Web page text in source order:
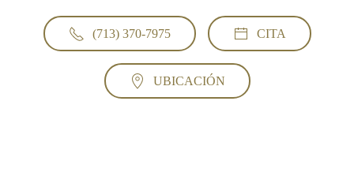
(713) 370-7975 CITA
UBICACIÓN